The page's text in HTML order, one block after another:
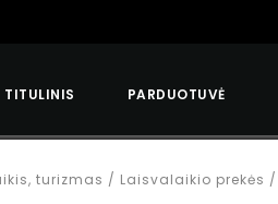
TITULINIS PARDUOTUVĖ
turizmas / Laisvalaikio prekės /